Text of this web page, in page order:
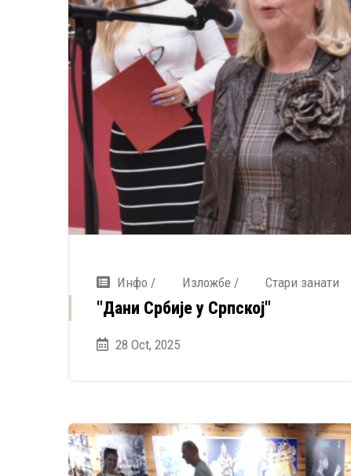
Инфо / Изложбе / Стари занати
"Дани Србије у Српској"
28 Oct, 2025